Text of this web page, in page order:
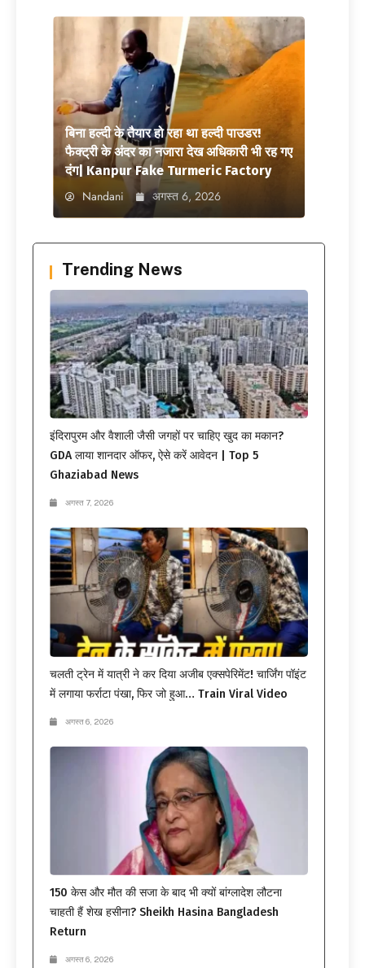
बिना हल्दी के तैयार हो रहा था हल्दी पाउडर!
फैक्ट्री के अंदर का नजारा देख अधिकारी भी रह गए
दंग| Kanpur Fake Turmeric Factory
Nandani अगस्त 6, 2026
Trending News
इंदिरापुरम और वैशाली जैसी जगहों पर चाहिए खुद का मकान?
GDA लाया शानदार ऑफर, ऐसे करें आवेदन | Top 5
Ghaziabad News
अगस्त 7, 2026
चलती ट्रेन में यात्री ने कर दिया अजीब एक्सपेरिमेंट! चार्जिंग पॉइंट
में लगाया फर्राटा पंखा, फिर जो हुआ… Train Viral Video
अगस्त 6, 2026
150 केस और मौत की सजा के बाद भी क्यों बांग्लादेश लौटना
चाहती हैं शेख हसीना? Sheikh Hasina Bangladesh
Return
अगस्त 6, 2026